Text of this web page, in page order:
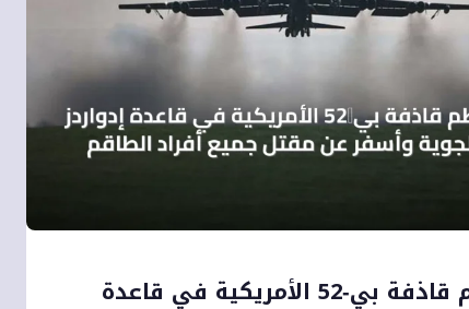
تحطم قاذفة بي‑52 الأمريكية في قاعدة